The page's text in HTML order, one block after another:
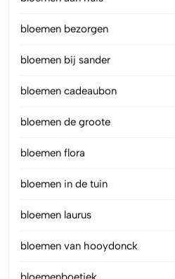
bloemen bezorgen
bloemen bij sander
bloemen cadeaubon
bloemen de groote
bloemen flora
bloemen in de tuin
bloemen laurus
bloemen van hooydonck